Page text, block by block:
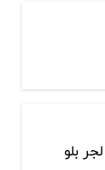
بلو